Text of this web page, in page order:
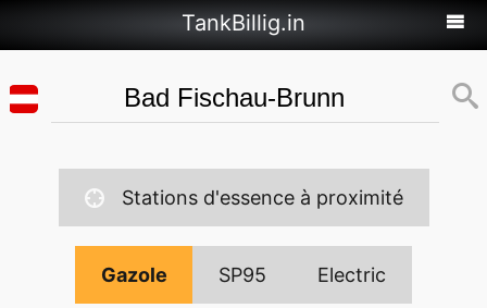
TankBillig.in
Stations d'essence à proximité
Gazole SP95 Electric